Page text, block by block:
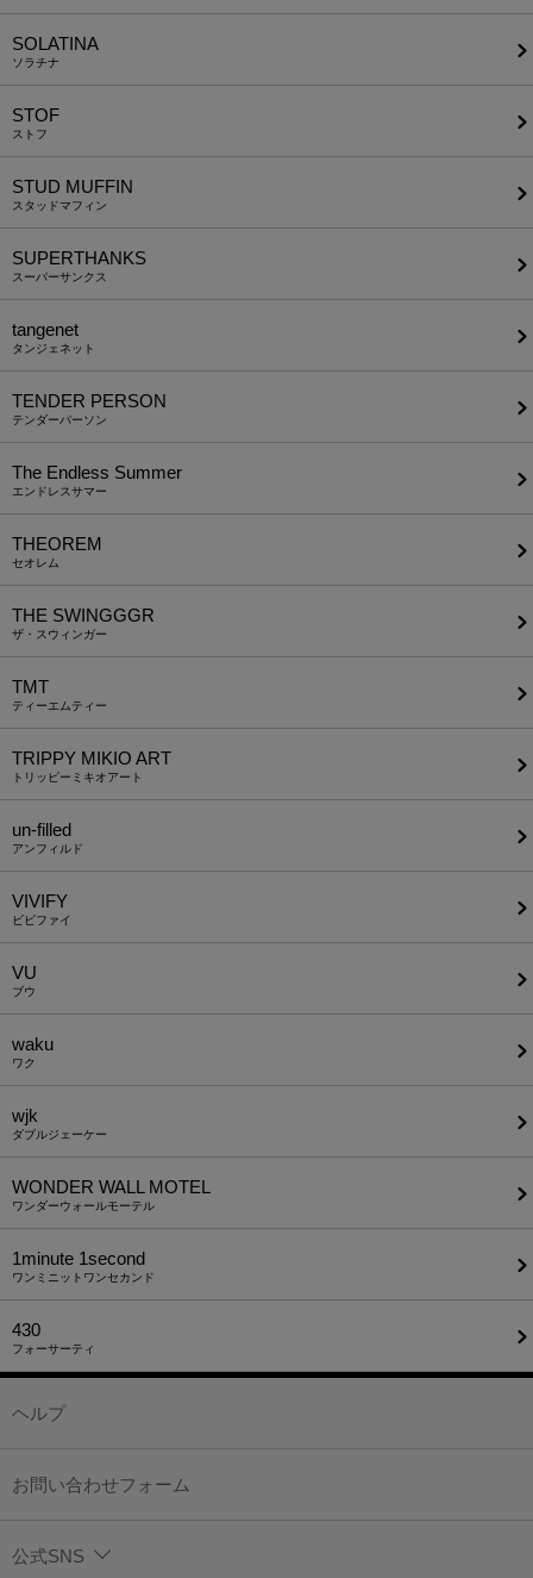
SOLATINA
ソラチナ
STOF
ストフ
STUD MUFFIN
スタッドマフィン
SUPERTHANKS
スーパーサンクス
tangenet
タンジェネット
TENDER PERSON
テンダーパーソン
The Endless Summer
エンドレスサマー
THEOREM
セオレム
THE SWINGGGR
ザ・スウィンガー
TMT
ティーエムティー
TRIPPY MIKIO ART
トリッピーミキオアート
un-filled
アンフィルド
VIVIFY
ビビファイ
VU
ブウ
waku
ワク
wjk
ダブルジェーケー
WONDER WALL MOTEL
ワンダーウォールモーテル
1minute​ 1second
ワンミニットワンセカンド
430
フォーサーティ
ヘルプ
お問い合わせフォーム
公式SNS